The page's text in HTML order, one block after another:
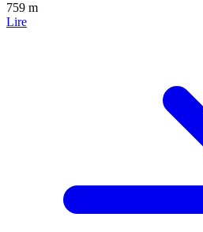
759 m
Lire